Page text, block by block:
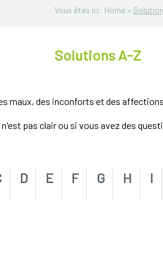
Vous êtes ici: Home >
Solutions A-Z
maux, des inconforts et des
n'est pas clair ou si vous avez des
D E F G H I